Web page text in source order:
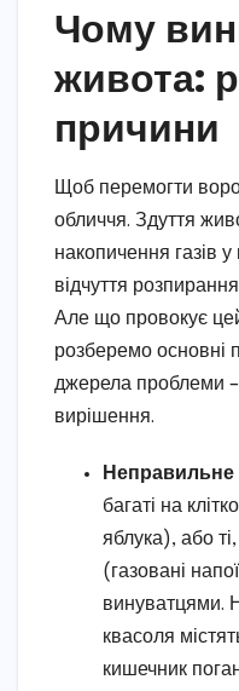
Чому
живота:
причини
Щоб перемогти
обличчя. Здуття
накопичення газів
відчуття
Але що провокує
розберемо основні
джерела проблеми –
вирішення.
Неправильне
багаті на
яблука), або
(газовані
винуватцями.
квасоля
кишечник